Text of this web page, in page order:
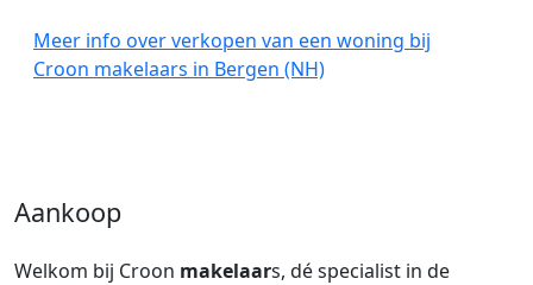
Meer info over verkopen van een woning bij
Croon makelaars in Bergen (NH)
Aankoop
Welkom bij Croon makelaars, dé specialist in de